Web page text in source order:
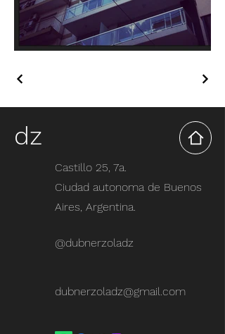
dz
Castillo 25, 7a.
Ciudad autonoma de Buenos
Aires, Argentina.
@dubnerzoladz
dubnerzoladz@gmail.com